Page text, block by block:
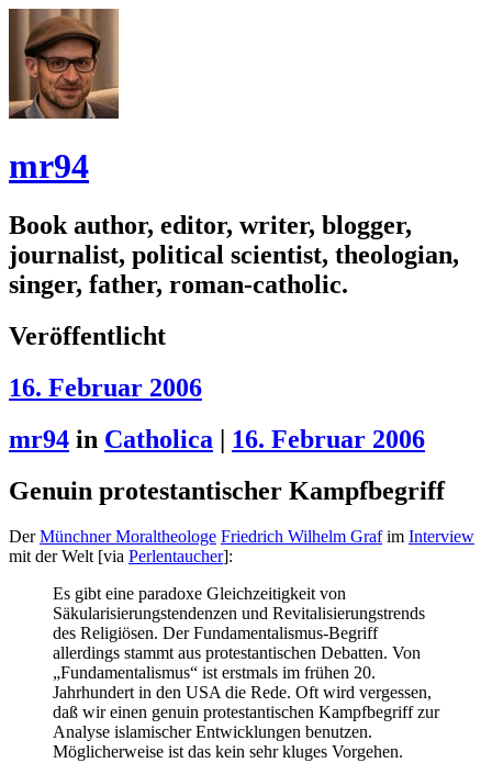
mr94
Book author, editor, writer, blogger,
journalist, political scientist, theologian,
singer, father, roman-catholic.
Veröffentlicht
16. Februar 2006
mr94 in Catholica | 16. Februar 2006
Genuin protestantischer Kampfbegriff
DerMünchner Moraltheologe Friedrich Wilhelm Grafim Interview
mit der Welt [via Perlentaucher]:
Es gibt eine paradoxe Gleichzeitigkeit von
Säkularisierungstendenzen und Revitalisierungstrends
des Religiösen. Der Fundamentalismus-Begriff
allerdings stammt aus protestantischen Debatten. Von
„Fundamentalismus“ ist erstmals im frühen 20.
Jahrhundert in den USA die Rede. Oft wird vergessen,
daß wir einen genuin protestantischen Kampfbegriff zur
Analyse islamischer Entwicklungen benutzen.
Möglicherweise ist das kein sehr kluges Vorgehen.